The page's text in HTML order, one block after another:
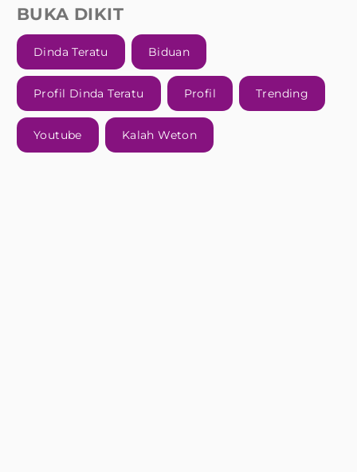
BUKA DIKIT
Dinda Teratu Biduan
Profil Dinda Teratu Profil Trending
Youtube Kalah Weton